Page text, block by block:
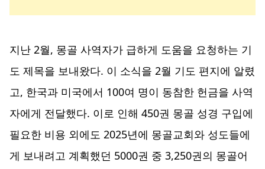
지난 2월, 몽골 사역자가 급하게 도움을 요청하는 기
도 제목을 보내왔다. 이 소식을 2월 기도 편지에 알렸
고, 한국과 미국에서 100여 명이 동참한 헌금을 사역
자에게 전달했다. 이로 인해 450권 몽골 성경 구입에
필요한 비용 외에도 2025년에 몽골교회와 성도들에
게 보내려고 계획했던 5000권 중 3,250권의 몽골어